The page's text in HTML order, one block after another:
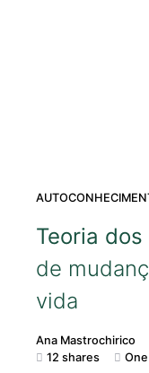
Teoria
de
vida
Ana Mastrochirico
12 shares